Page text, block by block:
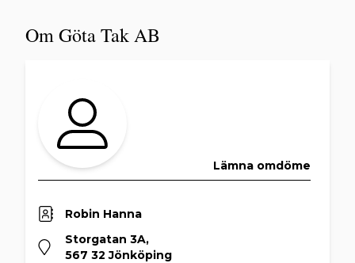
Om Göta Tak AB
Lämna omdöme
Robin Hanna
Storgatan 3A,
567 32 Jönköping